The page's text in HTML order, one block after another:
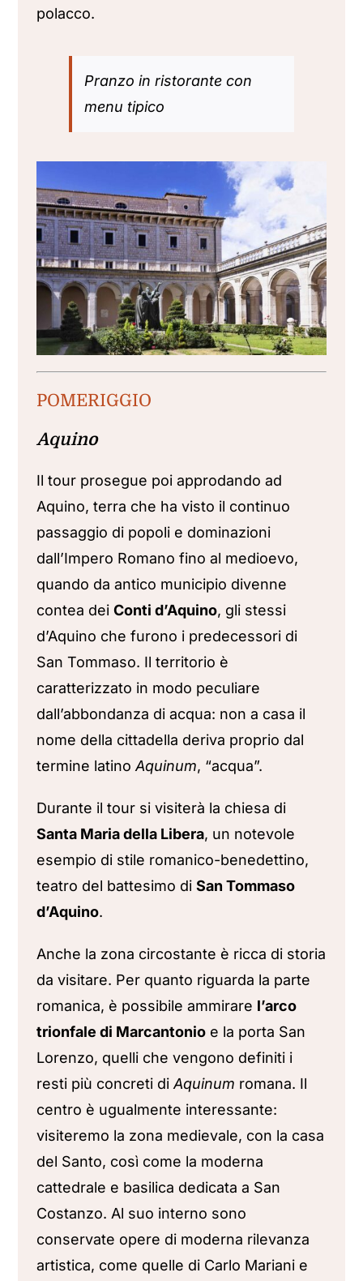
polacco.
Pranzo in ristorante con
menu tipico
POMERIGGIO
Aquino
Il tour prosegue poi approdando ad
Aquino, terra che ha visto il continuo
passaggio di popoli e dominazioni
dall’Impero Romano fino al medioevo,
quando da antico municipio divenne
contea dei Conti d’Aquino, gli stessi
d’Aquino che furono i predecessori di
San Tommaso. Il territorio è
caratterizzato in modo peculiare
dall’abbondanza di acqua: non a casa il
nome della cittadella deriva proprio dal
termine latino Aquinum, “acqua”.
Durante il tour si visiterà la chiesa di
Santa Maria della Libera, un notevole
esempio di stile romanico-benedettino,
teatro del battesimo di San Tommaso
d’Aquino.
Anche la zona circostante è ricca di storia
da visitare. Per quanto riguarda la parte
romanica, è possibile ammirare l’arco
trionfale di Marcantonioe la porta San
Lorenzo, quelli che vengono definiti i
resti più concreti di Aquinum romana. Il
centro è ugualmente interessante:
visiteremo la zona medievale, con la casa
del Santo, così come la moderna
cattedrale e basilica dedicata a San
Costanzo. Al suo interno sono
conservate opere di moderna rilevanza
artistica, come quelle di Carlo Mariani e